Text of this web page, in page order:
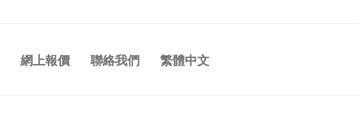
網上報價 聯絡我們 繁體中文